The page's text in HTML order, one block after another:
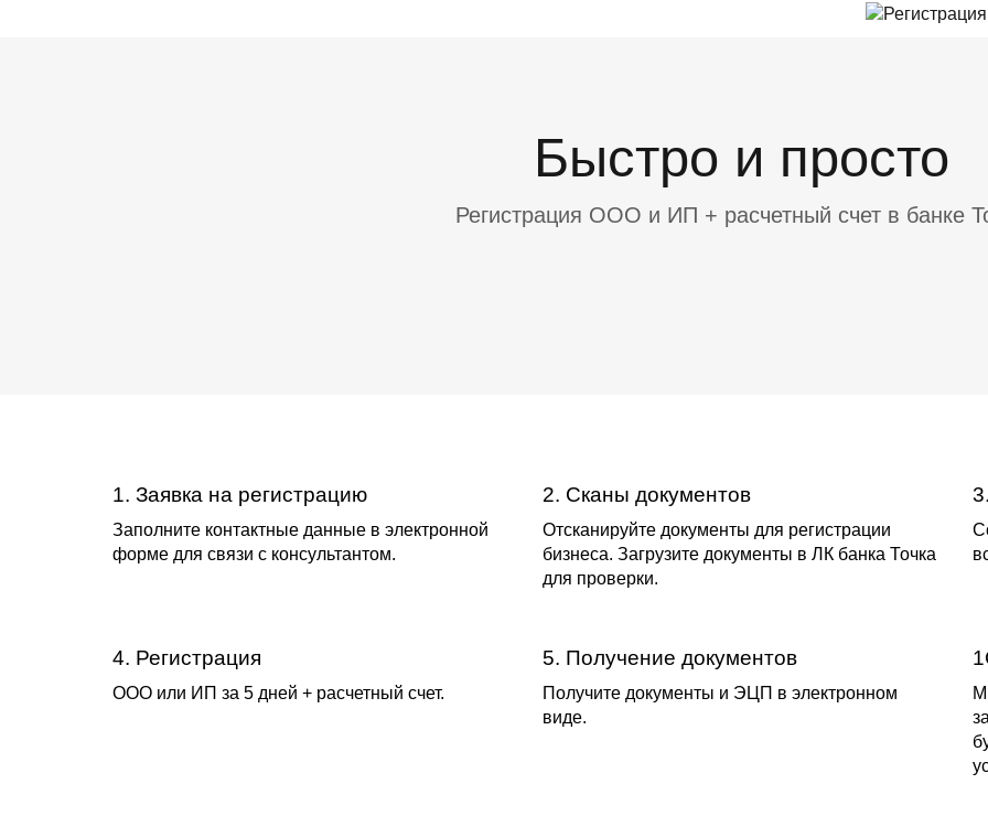
Быстро и просто
Регистрация ООО и ИП + расчетный счет в банке
1. Заявка на регистрацию
Заполните контактные данные в электронной
форме для связи с консультантом.
2. Сканы документов
Отсканируйте документы для регистрации
бизнеса. Загрузите документы в ЛК банка Точка
для проверки.
4. Регистрация
OOO или ИП за 5 дней + расчетный счет.
5. Получение документов
Получите документы и ЭЦП в электронном
виде.